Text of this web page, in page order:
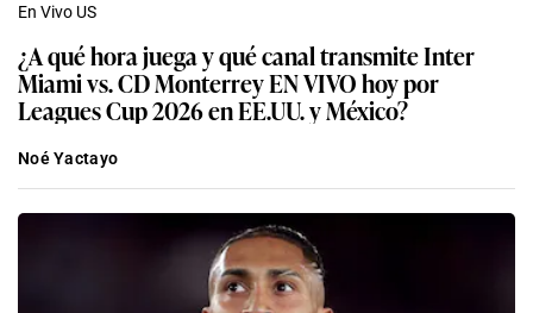
En Vivo US
¿A qué hora juega y qué canal transmite Inter
Miami vs. CD Monterrey EN VIVO hoy por
Leagues Cup 2026 en EE.UU. y México?
Noé Yactayo